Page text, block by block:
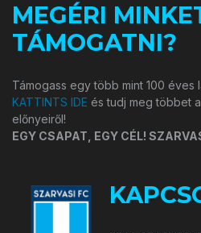
MEGÉRI
TÁMOGATNI?
Támogass egy több mint 100
KATTINTS IDE és tudj meg többet
előnyeiről!
EGY CSAPAT, EGY CÉL!